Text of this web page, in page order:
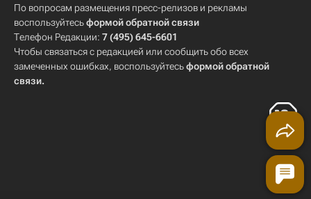
По вопросам размещения пресс-релизов и рекламы
воспользуйтесьформой обратной связи
Телефон Редакции: 7 (495) 645-6601
Чтобы связаться с редакцией или сообщить обо всех
замеченных ошибках, воспользуйтесьформой обратной
связи.